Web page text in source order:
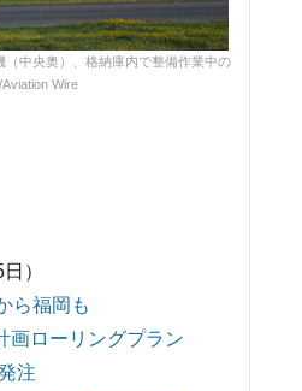
中央奥）、格納庫内で整備作業中の
Wire
）
ら福岡も
ローリングプラン
注